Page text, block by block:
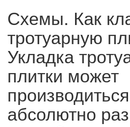
Схемы. Как
тротуарную
Укладка
плитки может
производиться
абсолютно